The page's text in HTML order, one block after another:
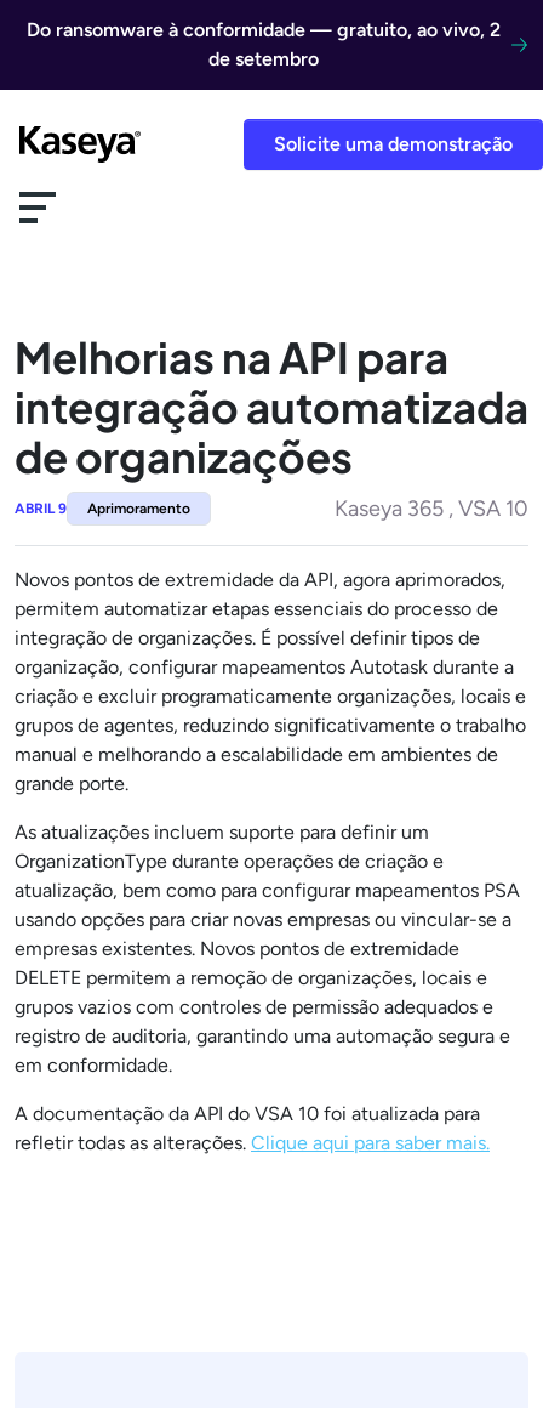
Do ransomware à conformidade — gratuito, ao vivo, 2
de setembro
Solicite uma demonstração
Melhorias na API para
integração automatizada
de organizações
ABRIL 9 Aprimoramento Kaseya 365 , VSA 10
Novos pontos de extremidade da API, agora aprimorados,
permitem automatizar etapas essenciais do processo de
integração de organizações. É possível definir tipos de
organização, configurar mapeamentos Autotask durante a
criação e excluir programaticamente organizações, locais e
grupos de agentes, reduzindo significativamente o trabalho
manual e melhorando a escalabilidade em ambientes de
grande porte.
As atualizações incluem suporte para definir um
OrganizationType durante operações de criação e
atualização, bem como para configurar mapeamentos PSA
usando opções para criar novas empresas ou vincular-se a
empresas existentes. Novos pontos de extremidade
DELETE permitem a remoção de organizações, locais e
grupos vazios com controles de permissão adequados e
registro de auditoria, garantindo uma automação segura e
em conformidade.
A documentação da API do VSA 10 foi atualizada para
refletir todas as alterações. Clique aqui para saber mais.